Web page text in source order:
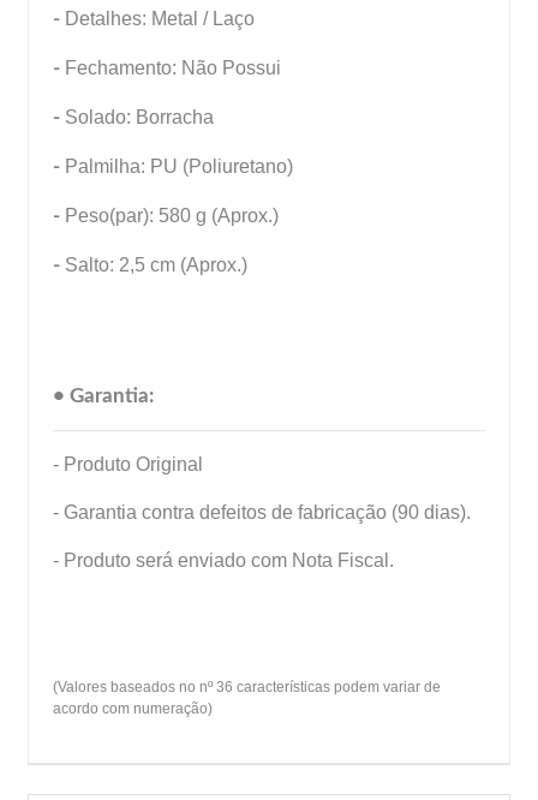
- Detalhes: Metal / Laço
- Fechamento: Não Possui
- Solado: Borracha
- Palmilha: PU (Poliuretano)
- Peso(par): 580 g (Aprox.)
- Salto: 2,5 cm (Aprox.)
• Garantia:
- Produto Original
- Garantia contra defeitos de fabricação (90 dias).
- Produto será enviado com Nota Fiscal.
(Valores baseados no nº 36 características podem variar de
acordo com numeração)